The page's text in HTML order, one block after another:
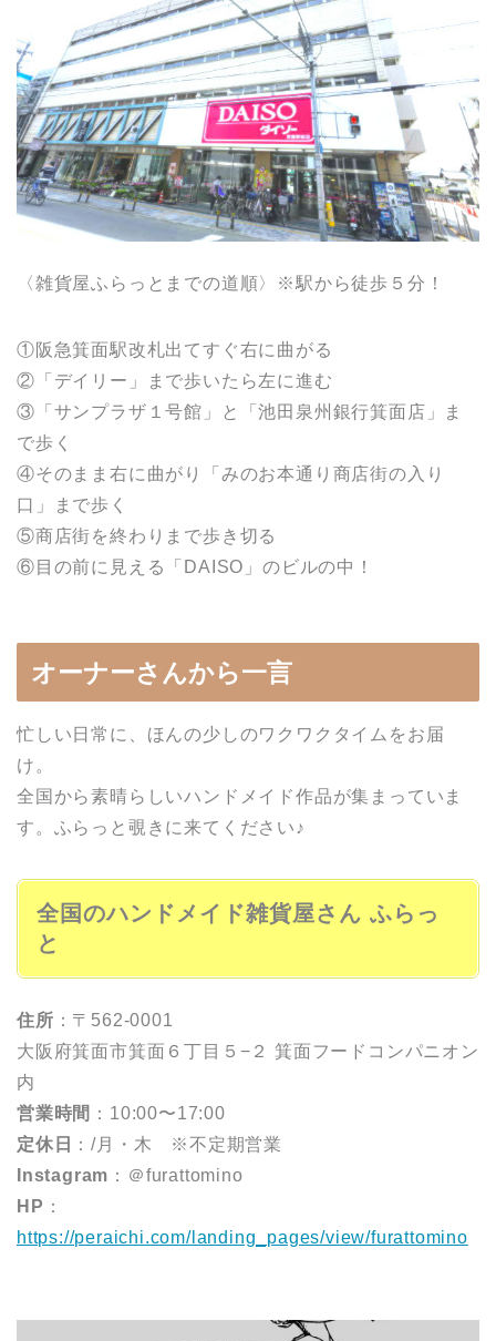
〈雑貨屋ふらっとまでの道順〉※駅から徒歩５分！
①阪急箕面駅改札出てすぐ右に曲がる
②「デイリー」まで歩いたら左に進む
③「サンプラザ１号館」と「池田泉州銀行箕面店」ま
で歩く
④そのまま右に曲がり「みのお本通り商店街の入り
口」まで歩く
⑤商店街を終わりまで歩き切る
⑥目の前に見える「DAISO」のビルの中！
オーナーさんから一言
忙しい日常に、ほんの少しのワクワクタイムをお届
け。
全国から素晴らしいハンドメイド作品が集まっていま
す。ふらっと覗きに来てください♪
全国のハンドメイド雑貨屋さん ふらっ
と
住所 ：〒562-0001
大阪府箕面市箕面６丁目５−２ 箕面フードコンパニオン
内
営業時間 ：10:00〜17:00
定休日
：/月・木 ※不定期営業
Instagram ：＠furattomino
HP ：
https://peraichi.com/landing_pages/view/furattomino